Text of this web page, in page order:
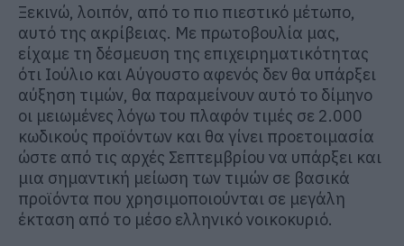
Ξεκινώ, λοιπόν, από το πιο πιεστικό μέτωπο,
αυτό της ακρίβειας. Με πρωτοβουλία μας,
είχαμε τη δέσμευση της επιχειρηματικότητας
ότι Ιούλιο και Αύγουστο αφενός δεν θα υπάρξει
αύξηση τιμών, θα παραμείνουν αυτό το δίμηνο
οι μειωμένες λόγω του πλαφόν τιμές σε 2.000
κωδικούς προϊόντων και θα γίνει προετοιμασία
ώστε από τις αρχές Σεπτεμβρίου να υπάρξει και
μια σημαντική μείωση των τιμών σε βασικά
προϊόντα που χρησιμοποιούνται σε μεγάλη
έκταση από το μέσο ελληνικό νοικοκυριό.